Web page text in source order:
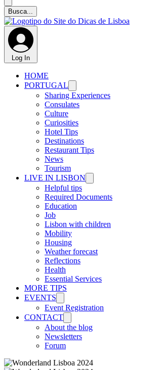
Log In
HOME
PORTUGAL
Sharing Experiences
Consulates
Culture
Curiosities
Hotel Tips
Destinations
Restaurant Tips
News
Tourism
LIVE IN LISBON
Helpful tips
Required Documents
Education
Job
Lisbon with children
Mobility
Housing
Weather forecast
Reflections
Health
Essential Services
MORE TIPS
EVENTS
Event Registration
CONTACT
About the blog
Newsletters
Forum